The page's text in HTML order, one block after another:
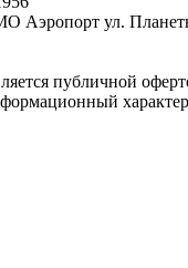
Аэропорт ул.
публичной